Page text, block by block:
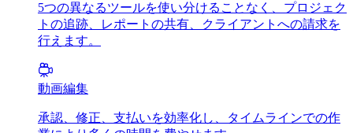
5つの異なるツールを使い分けることなく、プロジェク
トの追跡、レポートの共有、クライアントへの請求を
行えます。
動画編集
承認、修正、支払いを効率化し、タイムラインでの作